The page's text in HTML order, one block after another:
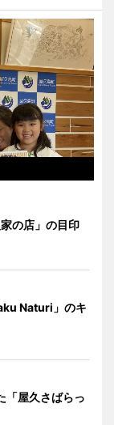
の店」の目印
Naturi」のキ
「屋久さばらっ